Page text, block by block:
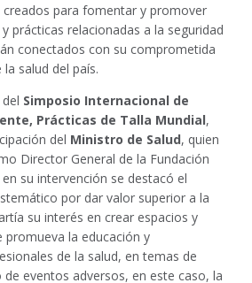
para fomentar y promover
prácticas relacionadas a la seguridad
conectados con su comprometida
salud del país.
Simposio Internacional de
Prácticas de Talla Mundial,
del Ministro de Salud, quien
Director General de la Fundación
su intervención se destacó el
por dar valor superior a la
su interés en crear espacios y
promueva la educación y
de la salud, en temas de
eventos adversos, en este caso, la